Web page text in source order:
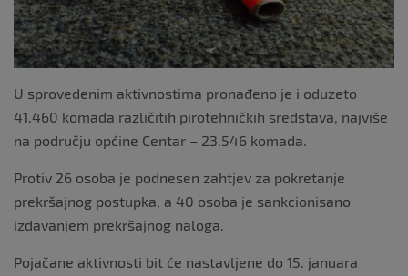
U sprovedenim aktivnostima pronađeno je i oduzeto
41.460 komada različitih pirotehničkih sredstava, najviše
na području općine Centar – 23.546 komada.
Protiv 26 osoba je podnesen zahtjev za pokretanje
prekršajnog postupka, a 40 osoba je sankcionisano
izdavanjem prekršajnog naloga.
Pojačane aktivnosti bit će nastavljene do 15. januara